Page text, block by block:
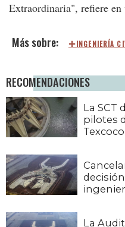
Extraordinaria", refiere en
INGENIERÍA
RECOMENDACIONES
La SCT
pilotes
Texcoco
La